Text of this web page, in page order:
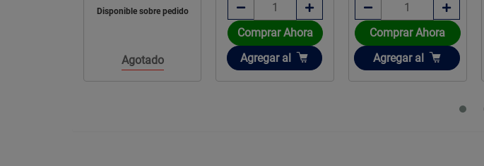
Disponible sobre pedido
Agotado
Comprar Ahora
Añadir
Agregar al
Comprar Ahora
Añadir
Agregar al